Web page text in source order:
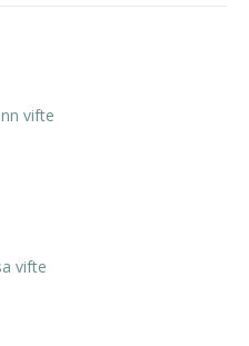
vifte
vifte